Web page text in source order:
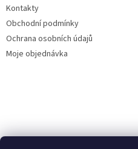
Kontakty
Obchodní podmínky
Ochrana osobních údajů
Moje objednávka